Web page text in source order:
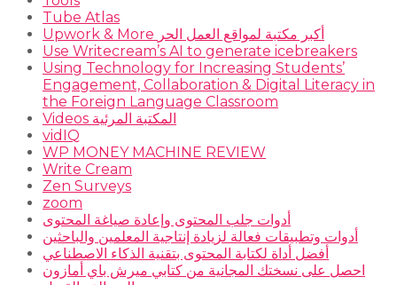
Tube Atlas
Upwork & More أكبر مكتبة لمواقع العمل الحر
Use Writecream’s AI to generate icebreakers
Using Technology for Increasing Students’
Engagement, Collaboration & Digital Literacy in
the Foreign Language Classroom
Videos المكتبة المرئية
vidIQ
WP MONEY MACHINE REVIEW
Write Cream
Zen Surveys
zoom
أدوات جلب المحتوى وإعادة صياغة المحتوى
أدوات وتطبيقات فعالة لزيادة إنتاجية المعلمين والباحثين
أفضل أداة لكتابة المحتوى بتقنية الذكاء الاصطناعي
احصل على نسختك المجانية من كتابي ميرش باي أمازون